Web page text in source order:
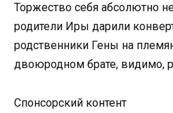
Торжество себя абсолютно
родители Иры дарили
родственники Гены на
двоюродном брате, видимо,
Спонсорский контент